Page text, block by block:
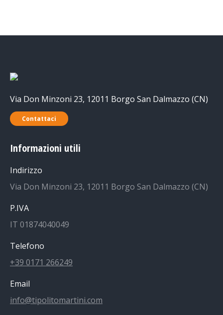
Via Don Minzoni 23, 12011 Borgo San Dalmazzo (CN)
Contattaci
Informazioni utili
Indirizzo
Via Don Minzoni 23, 12011 Borgo San Dalmazzo (CN)
P.IVA
IT 01874040049
Telefono
+39 0171 266249
Email
info@tipolitomartini.com